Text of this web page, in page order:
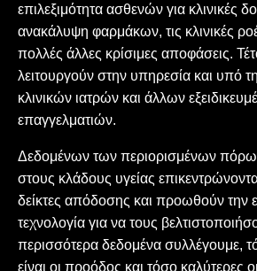
επιλεξιμότητα ασθενών για κλινικές
ανακάλυψη φαρμάκων, τις κλινικές
πολλές άλλες κρίσιμες αποφάσεις.
λειτουργούν στην υπηρεσία και υπό
κλινικών ιατρών και άλλων
επαγγελματιών.
Δεδομένων των περιορισμένων
στους κλάδους υγείας
δείκτες απόδοσης και προωθούν την
τεχνολογία για να τους
περισσότερα δεδομένα συλλέγουμε,
είναι οι προόδος και τόσο καλύτερες